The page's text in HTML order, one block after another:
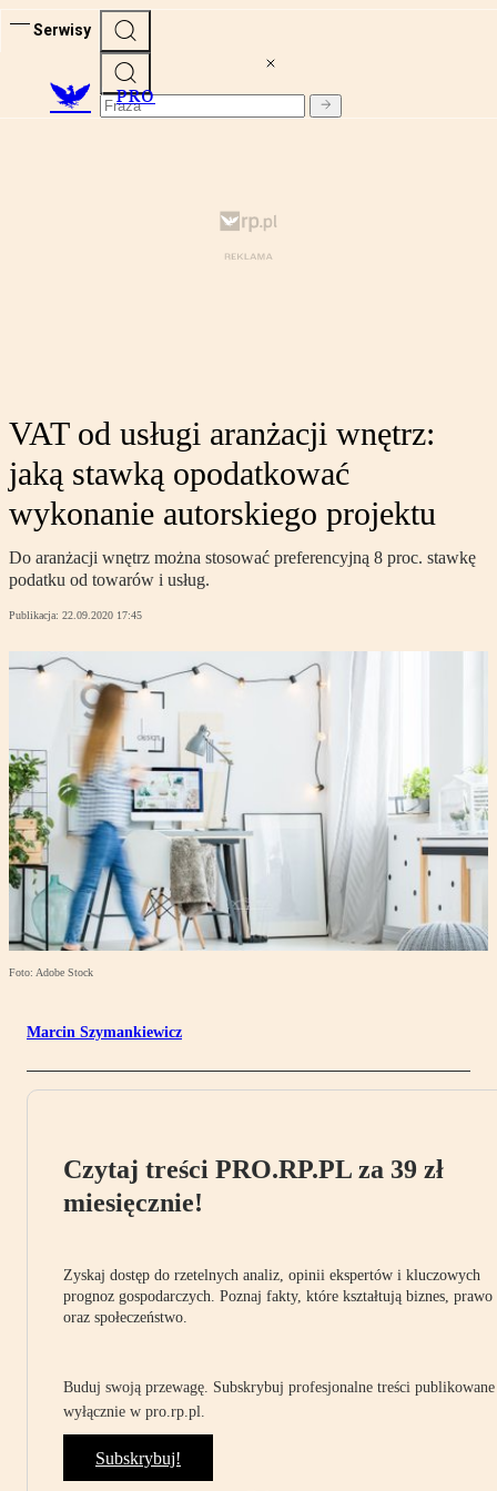
Serwisy
PRO
VAT od usługi aranżacji wnętrz:
jaką stawką opodatkować
wykonanie autorskiego projektu
Do aranżacji wnętrz można stosować preferencyjną 8 proc. stawkę
podatku od towarów i usług.
Publikacja: 22.09.2020 17:45
Foto: Adobe Stock
Marcin Szymankiewicz
Czytaj treści PRO.RP.PL za 39 zł
miesięcznie!
Zyskaj dostęp do rzetelnych analiz, opinii ekspertów i kluczowych
prognoz gospodarczych. Poznaj fakty, które kształtują biznes, prawo
oraz społeczeństwo.
Buduj swoją przewagę. Subskrybuj profesjonalne treści publikowane
wyłącznie w pro.rp.pl.
Subskrybuj!